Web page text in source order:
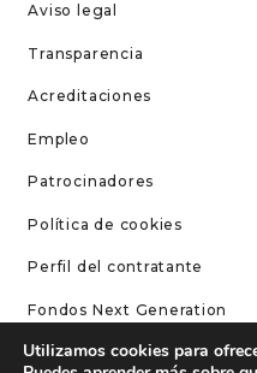
Aviso legal
Transparencia
Acreditaciones
Empleo
Patrocinadores
Política de cookies
Perfil del contratante
Fondos Next Generation
Utilizamos cookies para